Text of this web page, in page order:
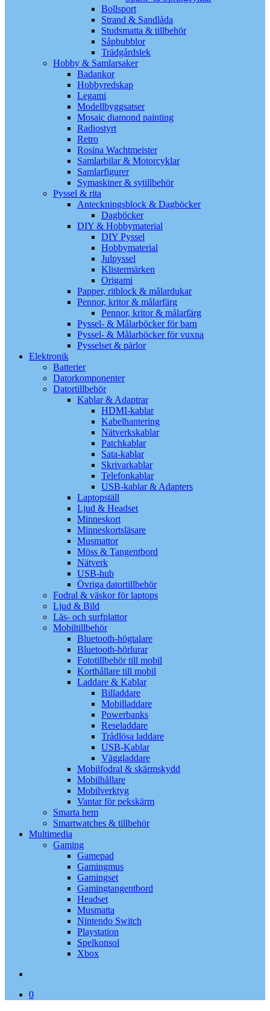
Bollsport
Strand & Sandlåda
Studsmatta & tillbehör
Såpbubblor
Trädgårdslek
Hobby & Samlarsaker
Badankor
Hobbyredskap
Legami
Modellbyggsatser
Mosaic diamond painting
Radiostyrt
Retro
Rosina Wachtmeister
Samlarbilar & Motorcyklar
Samlarfigurer
Symaskiner & sytillbehör
Pyssel & rita
Anteckningsblock & Dagböcker
Dagböcker
DIY & Hobbymaterial
DIY Pyssel
Hobbymaterial
Julpyssel
Klistermärken
Origami
Papper, ritblock & målardukar
Pennor, kritor & målarfärg
Pennor, kritor & målarfärg
Pyssel- & Målarböcker för barn
Pyssel- & Målarböcker för vuxna
Pysselset & pärlor
Elektronik
Batterier
Datorkomponenter
Datortillbehör
Kablar & Adaptrar
HDMI-kablar
Kabelhantering
Nätverkskablar
Patchkablar
Sata-kablar
Skrivarkablar
Telefonkablar
USB-kablar & Adapters
Laptopställ
Ljud & Headset
Minneskort
Minneskortsläsare
Musmattor
Möss & Tangentbord
Nätverk
USB-hub
Övriga datortillbehör
Fodral & väskor för laptops
Ljud & Bild
Läs- och surfplattor
Mobiltillbehör
Bluetooth-högtalare
Bluetooth-hörlurar
Fototillbehör till mobil
Korthållare till mobil
Laddare & Kablar
Billaddare
Mobilladdare
Powerbanks
Reseladdare
Trådlösa laddare
USB-Kablar
Väggladdare
Mobilfodral & skärmskydd
Mobilhållare
Mobilverktyg
Vantar för pekskärm
Smarta hem
Smartwatches & tillbehör
Multimedia
Gaming
Gamepad
Gamingmus
Gamingset
Gamingtangentbord
Headset
Musmatta
Nintendo Switch
Playstation
Spelkonsol
Xbox
0